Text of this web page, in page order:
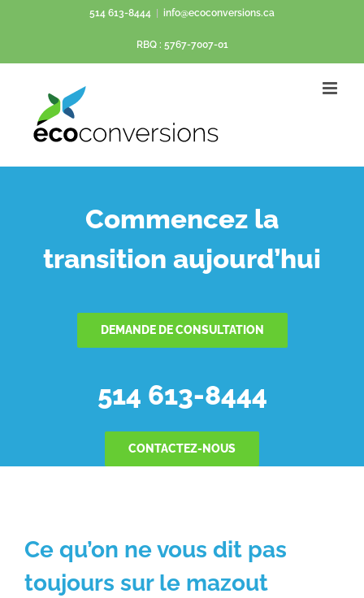
contenu
514 613-8444 info@ecoconversions.ca
RBQ : 5767-7007-01
Commencez la
transition aujourd’hui
DEMANDE DE CONSULTATION
514 613-8444
CONTACTEZ-NOUS
Ce qu’on ne vous dit pas
toujours sur le mazout